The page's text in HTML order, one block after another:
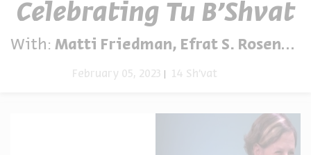
Celebrating Tu B’Shvat
With: Matti Friedman, Efrat S. Rosenberg
February 05, 2023 14 Sh'vat